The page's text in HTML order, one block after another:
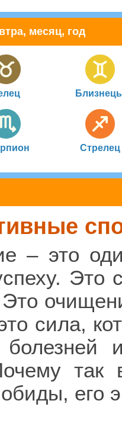
месяц, год
Стрелец
– это
Это
сила,
болезней
так
его